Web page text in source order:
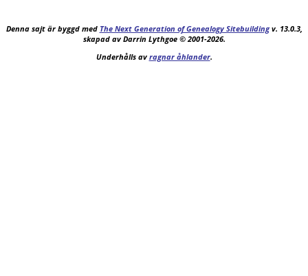
Denna sajt är byggd med The Next Generation of Genealogy Sitebuildingv. 13.0.3,
skapad av Darrin Lythgoe © 2001-2026.
Underhålls av ragnar åhlander.